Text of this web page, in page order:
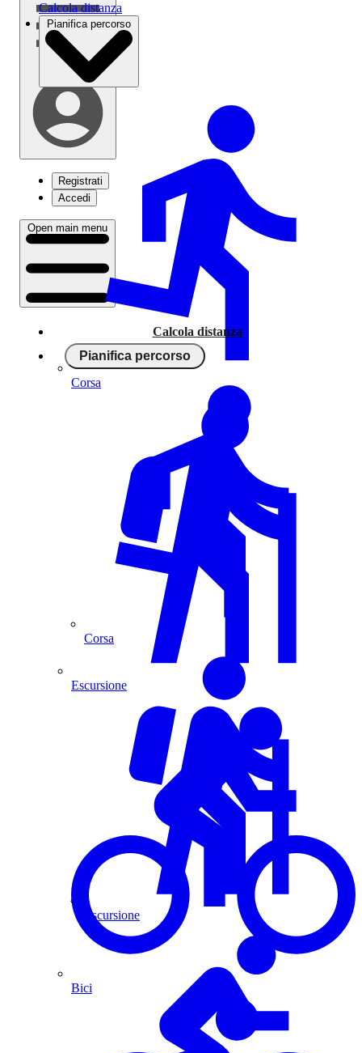
Registrati
Accedi
Open main menu
Calcola distanza
Pianifica percorso
Corsa
Escursione
Calcola distanza
Pianifica percorso
Corsa
Escursione
Bici